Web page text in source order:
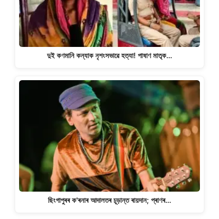
দুই কণমানি কন্যাক নৃশংসভাৱে হত্যা! পাষাণ মাতৃক…
ছিংগাপুৰৰ ক'ৰনাৰ আদালতৰ চূড়ান্ত ৰায়দান; প্ৰাণৰ…